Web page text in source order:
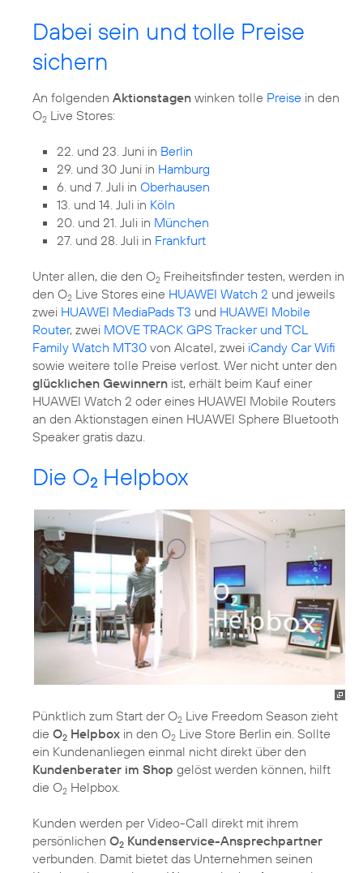
Dabei sein und tolle Preise
sichern
An folgenden Aktionstagen winken tolle Preise in den
O2 Live Stores:
22. und 23. Juni in Berlin
29. und 30 Juni in Hamburg
6. und 7. Juli in Oberhausen
13. und 14. Juli in Köln
20. und 21. Juli in München
27. und 28. Juli in Frankfurt
Unter allen, die den O2 Freiheitsfinder testen, werden in
den O2 Live Stores eine HUAWEI Watch 2 und jeweils
zwei HUAWEI MediaPads T3 und HUAWEI Mobile
Router, zwei MOVE TRACK GPS Tracker und TCL
Family Watch MT30 von Alcatel, zwei iCandy Car Wifi
sowie weitere tolle Preise verlost. Wer nicht unter den
glücklichen Gewinnern ist, erhält beim Kauf einer
HUAWEI Watch 2 oder eines HUAWEI Mobile Routers
an den Aktionstagen einen HUAWEI Sphere Bluetooth
Speaker gratis dazu.
Die O2 Helpbox
Pünktlich zum Start der O2 Live Freedom Season zieht
die O2 Helpbox in den O2 Live Store Berlin ein. Sollte
ein Kundenanliegen einmal nicht direkt über den
Kundenberater im Shop gelöst werden können, hilft
die O2 Helpbox.
Kunden werden per Video-Call direkt mit ihrem
persönlichen O2 Kundenservice-Ansprechpartner
verbunden. Damit bietet das Unternehmen seinen